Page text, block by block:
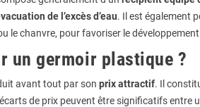
de l’excès d’eau. Il est également
le chanvre, pour favoriser le
un germoir plastique ?
avant tout par son prix attractif. Il
de prix peuvent être significatifs entre